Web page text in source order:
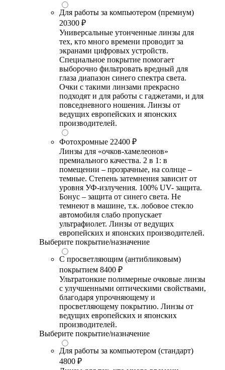
Для работы за компьютером (премиум)
20300 ₽
Универсальные утонченные линзы для
тех, кто много времени проводит за
экранами цифровых устройств.
Специальное покрытие помогает
выборочно фильтровать вредный для
глаза диапазон синего спектра света.
Очки с такими линзами прекрасно
подходят и для работы с гаджетами, и для
повседневного ношения. Линзы от
ведущих европейских и японских
производителей.
Фотохромные 22400 ₽
Линзы для «очков-хамелеонов»
премиального качества. 2 в 1: в
помещении – прозрачные, на солнце –
темные. Степень затемнения зависит от
уровня УФ-излучения. 100% UV- защита.
Бонус – защита от синего света. Не
темнеют в машине, т.к. лобовое стекло
автомобиля слабо пропускает
ультрафиолет. Линзы от ведущих
европейских и японских производителей.
Выберите покрытие/назначение
С просветляющим (антибликовым)
покрытием 8400 ₽
Ультратонкие полимерные очковые линзы
с улучшенными оптическими свойствами,
благодаря упрочняющему и
просветляющему покрытию. Линзы от
ведущих европейских и японских
производителей.
Выберите покрытие/назначение
Для работы за компьютером (стандарт)
4800 ₽